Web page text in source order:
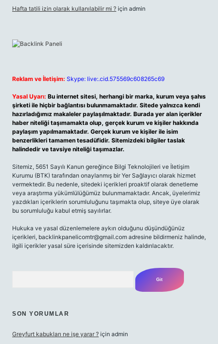
Hafta tatili izin olarak kullanılabilir mi ? için admin
Reklam ve İletişim: Skype: live:.cid.575569c608265c69
Yasal Uyarı: Bu internet sitesi, herhangi bir marka, kurum veya şahıs
şirketi ile hiçbir bağlantısı bulunmamaktadır. Sitede yalnızca kendi
hazırladığımız makaleler paylaşılmaktadır. Burada yer alan içerikler
haber niteliği taşımamakta olup, gerçek kurum ve kişiler hakkında
paylaşım yapılmamaktadır. Gerçek kurum ve kişiler ile isim
benzerlikleri tamamen tesadüfidir. Sitemizdeki bilgiler taslak
halindedir ve tavsiye niteliği taşımazlar.
Sitemiz, 5651 Sayılı Kanun gereğince Bilgi Teknolojileri ve İletişim
Kurumu (BTK) tarafından onaylanmış bir Yer Sağlayıcı olarak hizmet
vermektedir. Bu nedenle, sitedeki içerikleri proaktif olarak denetleme
veya araştırma yükümlülüğümüz bulunmamaktadır. Ancak, üyelerimiz
yazdıkları içeriklerin sorumluluğunu taşımakta olup, siteye üye olarak
bu sorumluluğu kabul etmiş sayılırlar.
Hukuka ve yasal düzenlemelere aykırı olduğunu düşündüğünüz
içerikleri, backlinkpanelicomtr@gmail.com adresine bildirmeniz halinde,
ilgili içerikler yasal süre içerisinde sitemizden kaldırılacaktır.
SON YORUMLAR
Greyfurt kabukları ne işe yarar ? için admin